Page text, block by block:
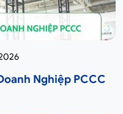
Nghiệp PCCC